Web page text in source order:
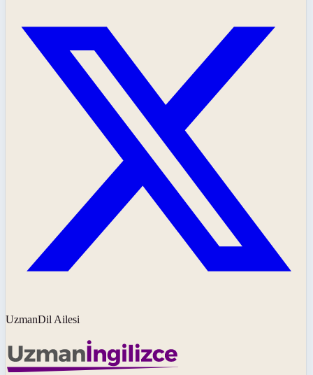
UzmanDil Ailesi